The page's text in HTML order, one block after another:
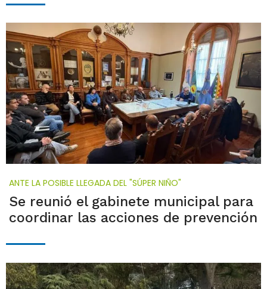
ANTE LA POSIBLE LLEGADA DEL "SÚPER NIÑO"
Se reunió el gabinete municipal para
coordinar las acciones de prevención